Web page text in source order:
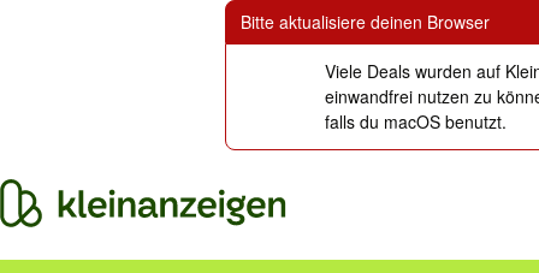
Bitte aktualisiere deinen Browser
Viele Deals wurden auf
einwandfrei nutzen zu
falls du macOS benutzt.